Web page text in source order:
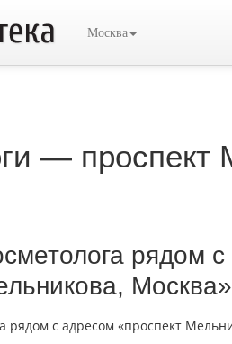
Москва
— проспект
рядом
Москва»